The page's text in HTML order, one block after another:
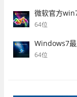
微软官方
64位
Windows7
64位